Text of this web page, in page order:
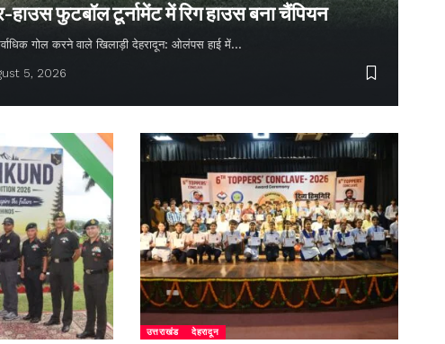
फुटबॉल टूर्नामेंट में रिग हाउस बना चैंपियन
गोल करने वाले खिलाड़ी देहरादून: ओलंपस हाई में…
5, 2026
उत्तराखंड देहरादून